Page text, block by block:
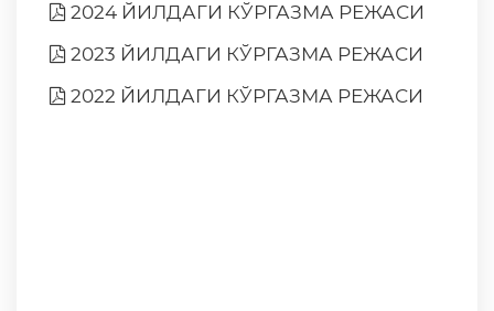
2024 ЙИЛДАГИ КЎРГАЗМА РЕЖАСИ
2023 ЙИЛДАГИ КЎРГАЗМА РЕЖАСИ
2022 ЙИЛДАГИ КЎРГАЗМА РЕЖАСИ